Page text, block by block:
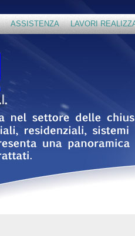
ASSISTENZA LAVORI